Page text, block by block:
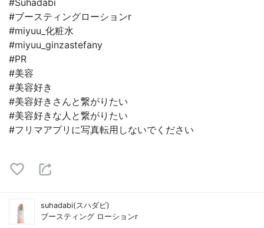
#Suhadabi
#ブースティングローションr
#miyuu_化粧水
#miyuu_ginzastefany
#PR
#美容
#美容好き
#美容好きさんと繋がりたい
#美容好きな人と繋がりたい
#フリマアプリに写真転用しないでください
suhadabi(スハダビ)
ブースティング ローションr